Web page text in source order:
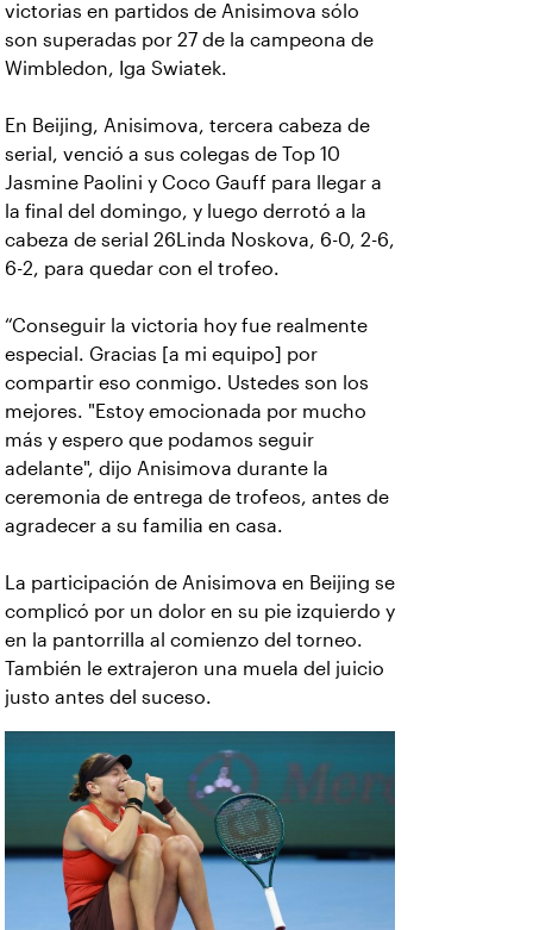
victorias en partidos de Anisimova sólo
son superadas por 27 de la campeona de
Wimbledon, Iga Swiatek.
En Beijing, Anisimova, tercera cabeza de
serial, venció a sus colegas de Top 10
Jasmine Paolini y Coco Gauff para llegar a
la final del domingo, y luego derrotó a la
cabeza de serial 26Linda Noskova, 6-0, 2-6,
6-2, para quedar con el trofeo.
“Conseguir la victoria hoy fue realmente
especial. Gracias [a mi equipo] por
compartir eso conmigo. Ustedes son los
mejores. "Estoy emocionada por mucho
más y espero que podamos seguir
adelante", dijo Anisimova durante la
ceremonia de entrega de trofeos, antes de
agradecer a su familia en casa.
La participación de Anisimova en Beijing se
complicó por un dolor en su pie izquierdo y
en la pantorrilla al comienzo del torneo.
También le extrajeron una muela del juicio
justo antes del suceso.